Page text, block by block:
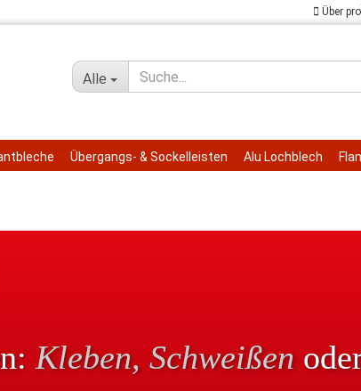
Über
Alle
Übergangs- & Sockelleisten Alu Lochblech
Kleben, Schweißen